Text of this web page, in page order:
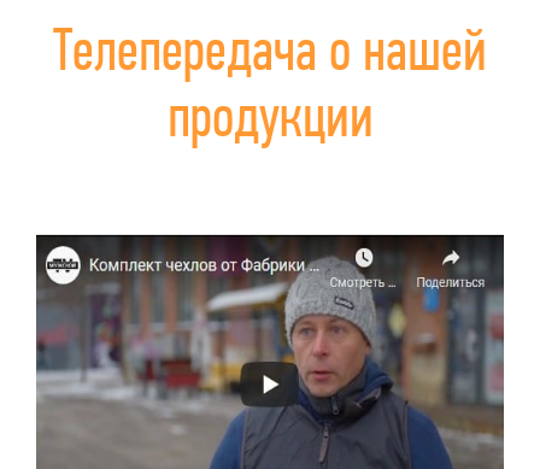
Телепередача о нашей
продукции